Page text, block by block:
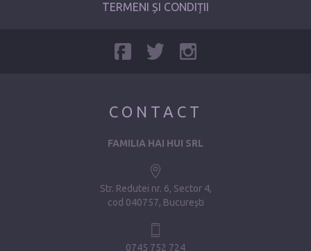
TERMENI ȘI CONDIȚII
CONTACT
FAMILIA HAI HUI SRL
Str. Redutei nr. 6, Sector 4
cod 040757, București
0745 752 724